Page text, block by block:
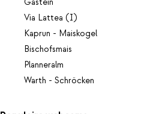
Gastein
Via Lattea (I)
Kaprun - Maiskogel
Bischofsmais
Planneralm
Warth - Schröcken